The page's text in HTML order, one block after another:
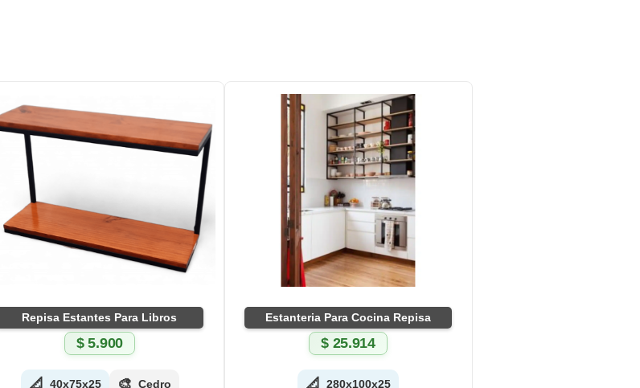
Repisa Estantes Para Libros
$5.900
📐 40x75x25 🎨 Cedro
Estanteria Para Cocina Repisa
$25.914
📐 280x100x25